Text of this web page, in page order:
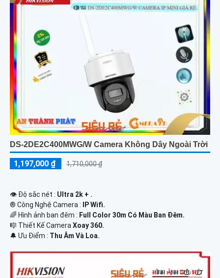
DS-2DE2C400MWG/W Camera Không Dây Ngoài Trời
1,197,000 ₫ 1,710,000 ₫
👁 Độ sắc nét : Ultra 2k + .
®️ Công Nghệ Camera :
IP Wifi.
🌈 Hình ảnh ban đêm : Full Color 30m Có Màu Ban Ðêm.
🎼️ Thiết Kế Camera Xoay 360.
️🔔 Ưu Điểm : Thu Âm Và Loa.